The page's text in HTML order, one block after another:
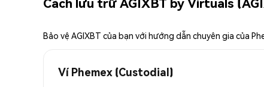
Bảo vệ AGIXBT của bạn với hướng dẫn chuyên gia của
Ví Phemex (Custodial)